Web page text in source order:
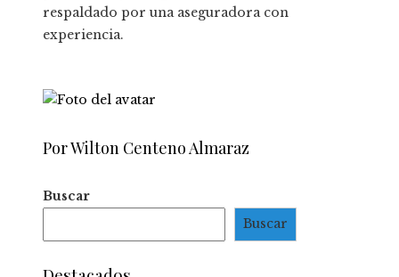
respaldado por una aseguradora con
experiencia.
Por Wilton Centeno Almaraz
Buscar
Buscar